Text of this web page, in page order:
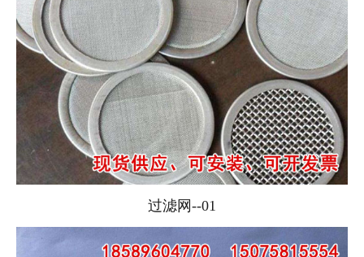
联系我们
过滤网--01